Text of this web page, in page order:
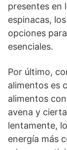
presentes en
espinacas,
opciones
esenciales.
Por último,
alimentos es
alimentos
avena y
lentamente,
energía más